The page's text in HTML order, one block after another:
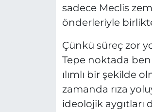
sadece Meclis
önderleriyle
Çünkü süreç zor
Tepe noktada
ılımlı bir şekilde
zamanda rıza
ideolojik